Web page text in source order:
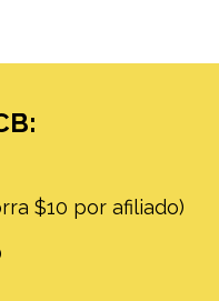
$10 por afiliado)